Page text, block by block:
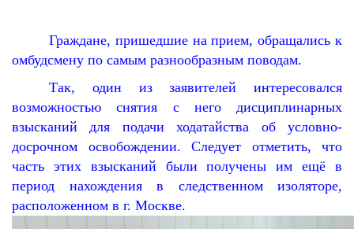
Граждане, пришедшие на прием, обращались к
омбудсмену по самым разнообразным поводам.
Так, один из заявителей интересовался
возможностью снятия с него дисциплинарных
взысканий для подачи ходатайства об условно-
досрочном освобождении. Следует отметить, что
часть этих взысканий были получены им ещё в
период нахождения в следственном изоляторе,
расположенном в г. Москве.